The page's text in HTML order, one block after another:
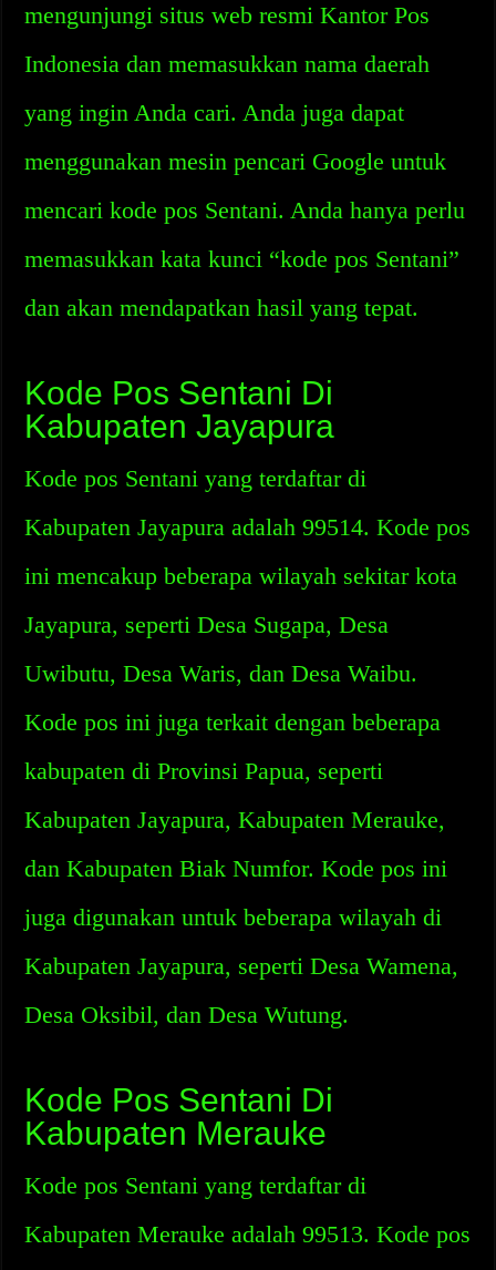
mengunjungi situs web resmi Kantor Pos
Indonesia dan memasukkan nama daerah
yang ingin Anda cari. Anda juga dapat
menggunakan mesin pencari Google untuk
mencari kode pos Sentani. Anda hanya perlu
memasukkan kata kunci “kode pos Sentani”
dan akan mendapatkan hasil yang tepat.
Kode Pos Sentani Di
Kabupaten Jayapura
Kode pos Sentani yang terdaftar di
Kabupaten Jayapura adalah 99514. Kode pos
ini mencakup beberapa wilayah sekitar kota
Jayapura, seperti Desa Sugapa, Desa
Uwibutu, Desa Waris, dan Desa Waibu.
Kode pos ini juga terkait dengan beberapa
kabupaten di Provinsi Papua, seperti
Kabupaten Jayapura, Kabupaten Merauke,
dan Kabupaten Biak Numfor. Kode pos ini
juga digunakan untuk beberapa wilayah di
Kabupaten Jayapura, seperti Desa Wamena,
Desa Oksibil, dan Desa Wutung.
Kode Pos Sentani Di
Kabupaten Merauke
Kode pos Sentani yang terdaftar di
Kabupaten Merauke adalah 99513. Kode pos